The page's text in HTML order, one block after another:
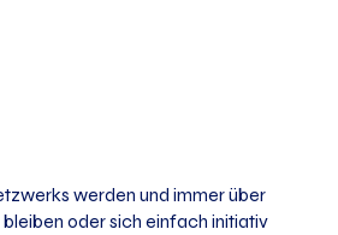
werden und immer über
oder sich einfach initiativ